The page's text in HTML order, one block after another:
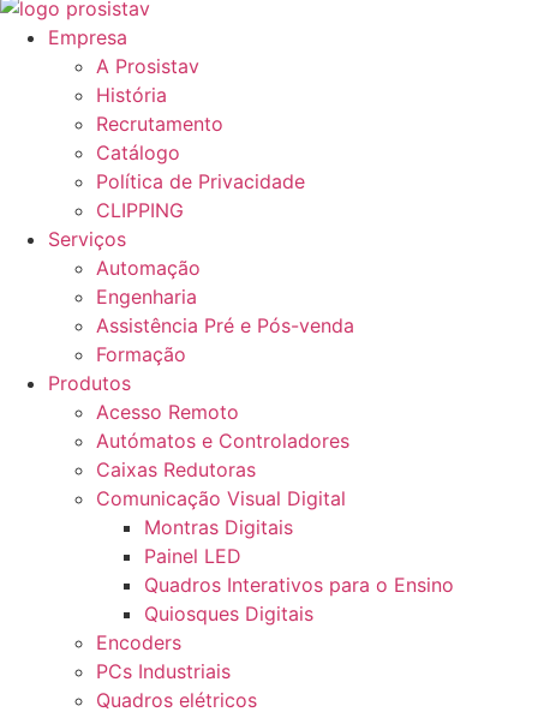
Empresa
A Prosistav
História
Recrutamento
Catálogo
Política de Privacidade
CLIPPING
Serviços
Automação
Engenharia
Assistência Pré e Pós-venda
Formação
Produtos
Acesso Remoto
Autómatos e Controladores
Caixas Redutoras
Comunicação Visual Digital
Montras Digitais
Painel LED
Quadros Interativos para o Ensino
Quiosques Digitais
Encoders
PCs Industriais
Quadros elétricos